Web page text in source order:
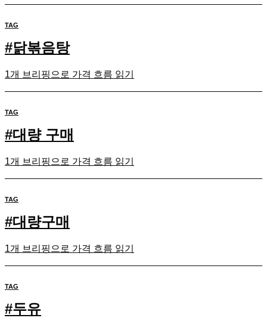
TAG
#닭볶음탕
1개 브리핑으로 가격 흐름 읽기
TAG
#대량 구매
1개 브리핑으로 가격 흐름 읽기
TAG
#대량구매
1개 브리핑으로 가격 흐름 읽기
TAG
#두유